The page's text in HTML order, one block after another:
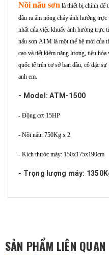
Nồi nấu sơn là thiết bị chính để
đầu ra ấm nóng chảy ảnh hưởng
nhất của việc khuấy ảnh hưởng trực
nấu sơn ATM là một thế hệ mới của
cao và tiết kiệm năng lượng, tiêu
quốc tế trên cơ sở ban đầu, cô đặc
anh em.
- Model: ATM-1500
- Động cơ: 15HP
- Nồi nấu: 750Kg x 2
- Kích thước máy: 150x175x190cm
- Trọng lượng máy:
SẢN PHẨM LIÊN QUAN